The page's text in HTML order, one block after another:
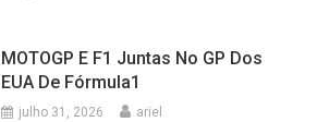
MOTOGP E F1 Juntas No GP Dos
EUA De Fórmula1
julho 31, 2026 ariel